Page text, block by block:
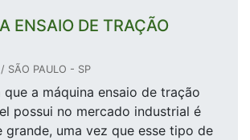
ENSAIO DE TRAÇÃO
SÃO PAULO - SP
a máquina ensaio de tração
possui no mercado industrial é
grande, uma vez que esse tipo de